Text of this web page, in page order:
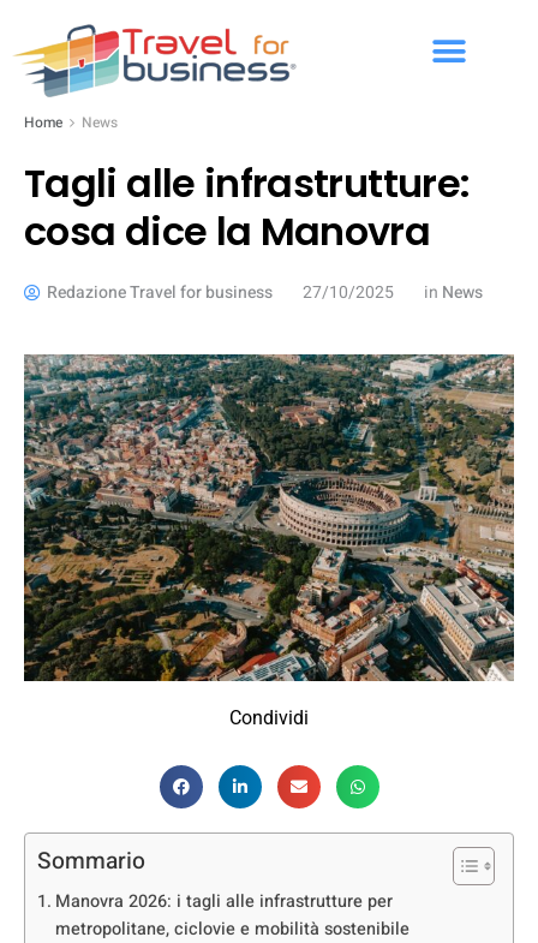
Home News
Tagli alle infrastrutture:
cosa dice la Manovra
Redazione Travel for business 27/10/2025 in News
Condividi
Sommario
Manovra 2026: i tagli alle infrastrutture per
metropolitane, ciclovie e mobilità sostenibile